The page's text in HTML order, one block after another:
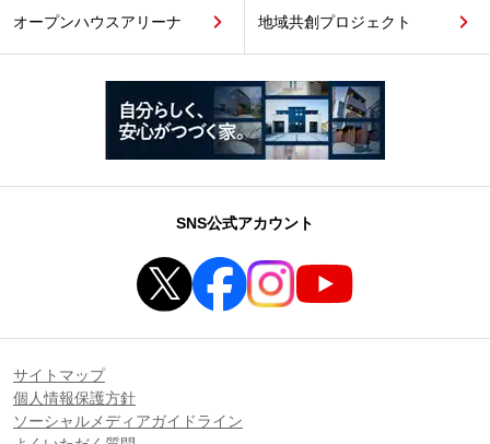
オープンハウスアリーナ 地域共創プロジェクト
SNS公式アカウント
サイトマップ
個人情報保護方針
ソーシャルメディアガイドライン